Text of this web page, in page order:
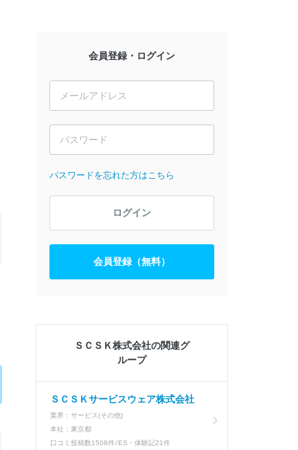
会員登録・ログイン
パスワードを忘れた方はこちら
ログイン
会員登録（無料）
ＳＣＳＫ株式会社の関連グ
ループ
ＳＣＳＫサービスウェア株式会社
業界： サービス(その他)
本社： 東京都
口コミ投稿数1508件 ES・体験記21件